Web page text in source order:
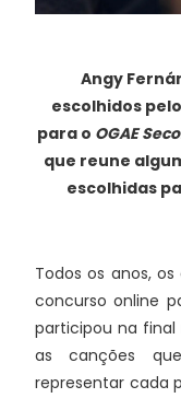
Angy
escolhidos
para o OGAE
que reune
escolhidas
Todos os anos,
concurso online
participou na final
as canções
representar cada